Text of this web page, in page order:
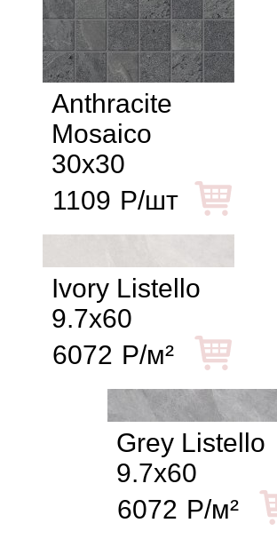
Anthracite
Mosaico
30x30
1109 Р/шт
Ivory Listello
9.7x60
6072 Р/м²
Grey Listello
9.7x60
6072 Р/м²